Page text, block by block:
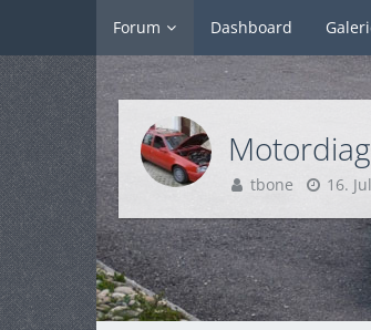
Forum Dashboard
tbone 16.